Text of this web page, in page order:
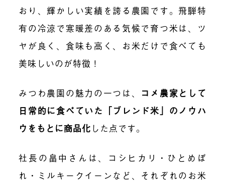
おり、輝かしい実績を誇る農園です。飛騨特
有の冷涼で寒暖差のある気候で育つ米は、ツ
ヤが良く、食味も高く、お米だけで食べても
美味しいのが特徴！
みつわ農園の魅力の一つは、
コメ農家として
日常的に食べていた「ブレンド米」のノウハ
ウをもとに商品化 した点です。
社長の畠中さんは、コシヒカリ・ひとめぼ
れ・ミルキークイーンなど、それぞれのお米